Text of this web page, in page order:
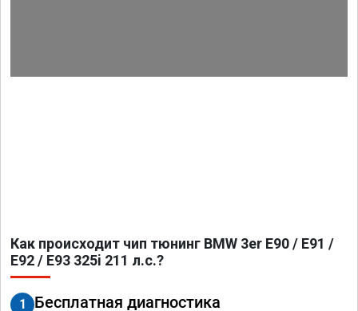
Как происходит чип тюнинг BMW 3er E90 / E91 /
E92 / E93 325i 211 л.с.?
1 Бесплатная диагностика